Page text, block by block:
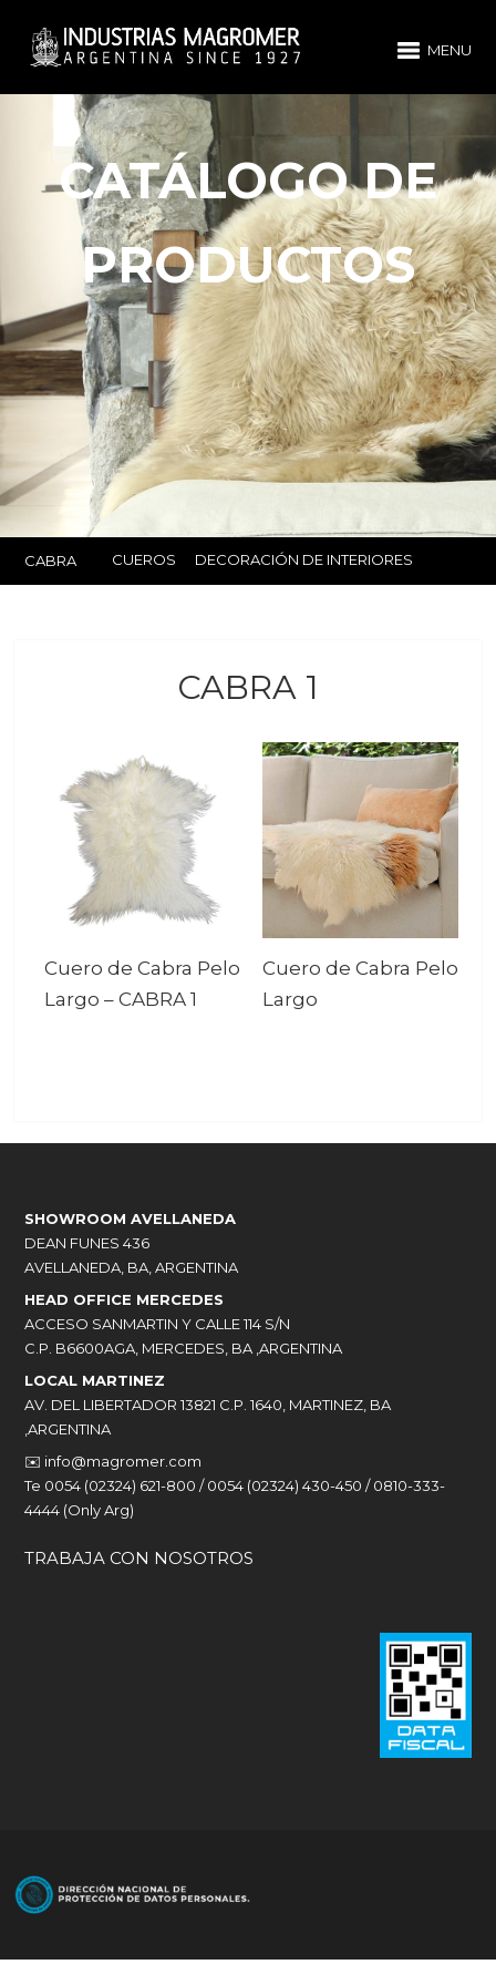
MENU
CATÁLOGO DE
PRODUCTOS
CABRA CUEROS DECORACIÓN DE INTERIORES
CABRA 1
Cuero de Cabra Pelo
Largo –CABRA 1
Cuero de Cabra Pelo
Largo
SHOWROOM AVELLANEDA
DEAN FUNES 436
AVELLANEDA, BA, ARGENTINA
HEAD OFFICE MERCEDES
ACCESO SANMARTIN Y CALLE 114 S/N
C.P. B6600AGA, MERCEDES, BA ,ARGENTINA
LOCAL MARTINEZ
AV. DEL LIBERTADOR 13821 C.P. 1640, MARTINEZ, BA
,ARGENTINA
✉️ info@magromer.com
Te 0054 (02324) 621-800 / 0054 (02324) 430-450 / 0810-333-
4444 (Only Arg)
TRABAJA CON NOSOTROS